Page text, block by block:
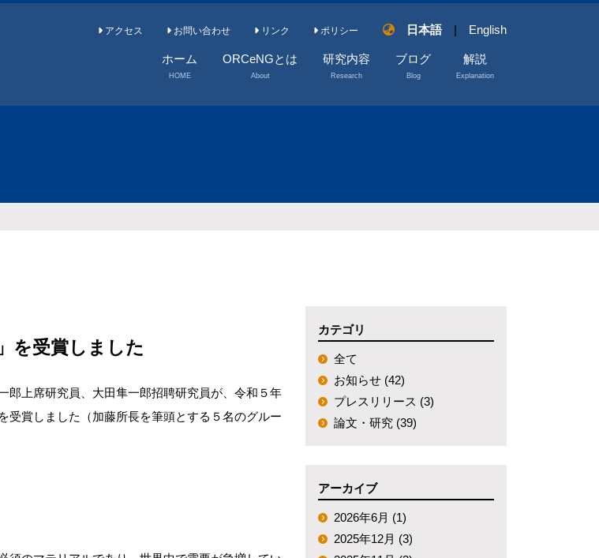
アクセス お問い合わせ リンク ポリシー 日本語 | English
ホーム
HOME
ORCeNGとは
About
研究内容
Research
ブログ
Blog
解説
Explanation
を受賞しました
郎上席研究員、大田隼一郎招聘研究員が、令和５年
受賞しました（加藤所長を筆頭とする５名のグルー
カテゴリ
全て
お知らせ (42)
プレスリリース (3)
論文・研究 (39)
アーカイブ
2026年6月 (1)
2025年12月 (3)